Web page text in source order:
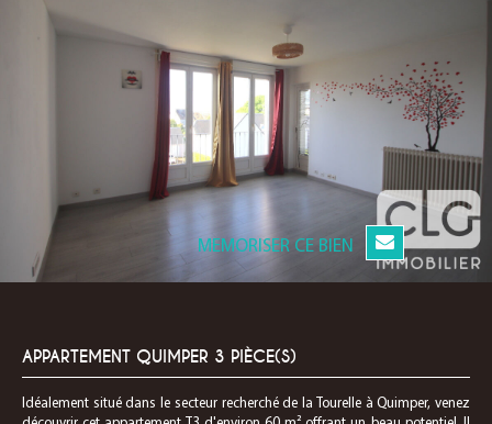
MEMORISER CE BIEN
APPARTEMENT QUIMPER 3 PIÈCE(S)
Idéalement situé dans le secteur recherché de la Tourelle à Quimper, venez